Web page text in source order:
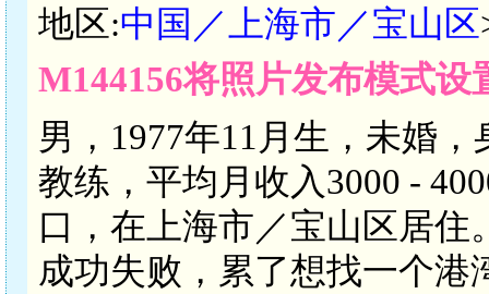
地区:中国／上海市／宝山区
M144156将照片发布模式
男，1977年11月生，未婚
教练，平均月收入3000 -
口，在上海市／宝山区居
成功失败，累了想找一个